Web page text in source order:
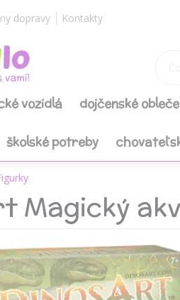
dopravy Kontakty
vozidlá dojčenské
školské potreby
Magický